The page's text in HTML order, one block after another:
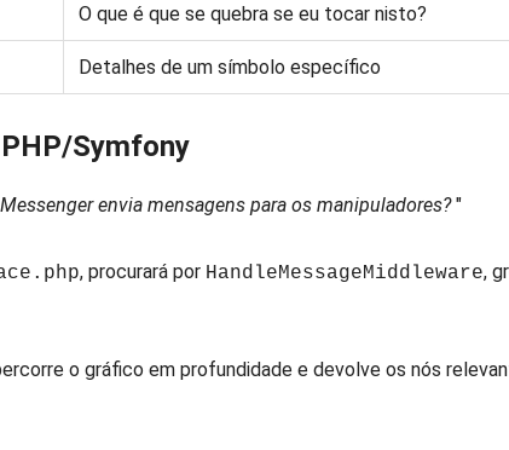
O que é que se quebra se eu tocar nisto?
Detalhes de um símbolo específico
Symfony
envia mensagens para os manipuladores?"
, procurará por HandleMessageMiddleware,
o gráfico em profundidade e devolve os nós